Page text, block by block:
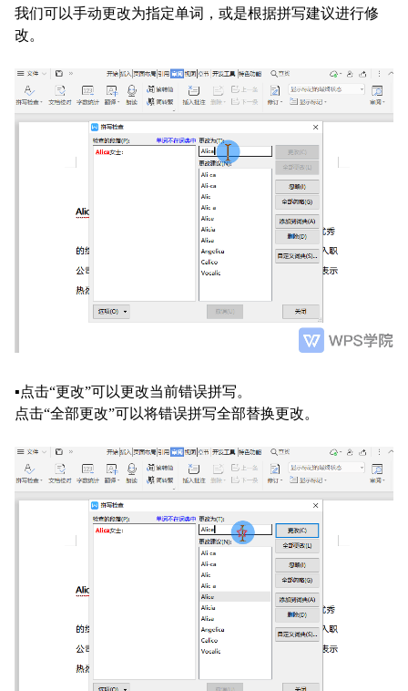
我们可以手动更改为指定单词，或是根据拼写建议进行修
改。
▪点击“更改”可以更改当前错误拼写。
点击“全部更改”可以将错误拼写全部替换更改。